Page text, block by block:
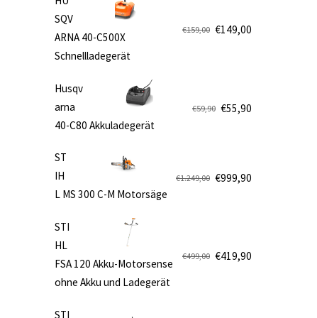
SQV
ARNA 40-C500X
Schnellladegerät
€159,00
Ursprünglicher
Preis
€159,00
€149,00
Aktueller
Preis
€149,00.
Husqv
arna
40-C80 Akkuladegerät
€59,90
war:
€59,90
€55,90
ist:
€55,90.
ST
IH
L MS 300 C-M Motorsäge
€1.249,00
war:
€1.249,00
€999,90
ist:
€999,90.
STI
HL
FSA 120 Akku-Motorsense
ohne Akku und Ladegerät
€499,00
Ursprünglicher
Preis
€419,90
Aktueller
Preis
STI